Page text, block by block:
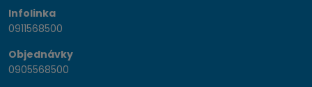
Infolinka
0911568500
Objednávky
0905568500